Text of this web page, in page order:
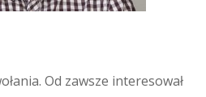
Od zawsze interesował